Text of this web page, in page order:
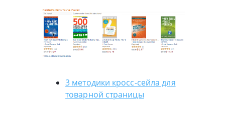
3 методики кросс-сейла для
товарной страницы